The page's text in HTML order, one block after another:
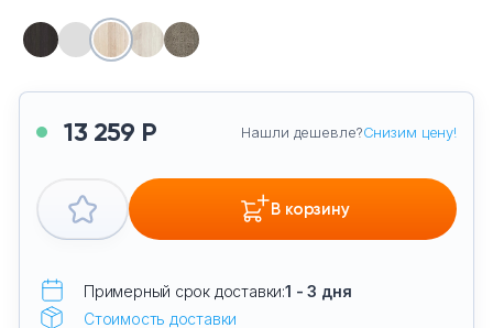
13 259 Р Нашли дешевле?Снизим цену!
В корзину
Примерный срок доставки:1 - 3 дня
Стоимость доставки
Сейфы и металлическая мебель
Искусственные растения
Кашпо